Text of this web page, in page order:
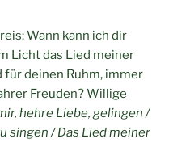
Wann kann ich dir
Licht das Lied meiner
deinen Ruhm, immer
Freuden? Willige
hehre Liebe, gelingen /
singen / Das Lied meiner